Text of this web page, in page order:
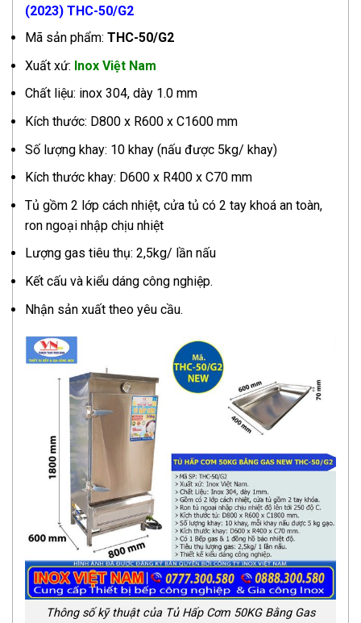
(2023) THC-50/G2
Mã sản phẩm: THC-50/G2
Xuất xứ: Inox Việt Nam
Chất liệu: inox 304, dày 1.0 mm
Kích thước: D800 x R600 x C1600 mm
Số lượng khay: 10 khay (nấu được 5kg/ khay)
Kích thước khay: D600 x R400 x C70 mm
Tủ gồm 2 lớp cách nhiệt, cửa tủ có 2 tay khoá an toàn,
ron ngoại nhập chịu nhiệt
Lượng gas tiêu thụ: 2,5kg/ lần nấu
Kết cấu và kiểu dáng công nghiệp.
Nhận sản xuất theo yêu cầu.
Thông số kỹ thuật của Tủ Hấp Cơm 50KG Bằng Gas